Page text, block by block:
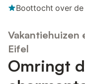
Boottocht over de
Vakantiehuizen
Eifel
Omringt